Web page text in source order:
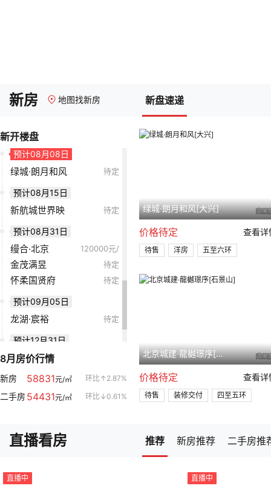
新房 地图找新房
新开楼盘
280万元/套
北京城建·和知
筑|铂瑞
懋源·騴橒臺
预计08月08日
待定
绿城·朗月和风
预计08月15日
待定
新航城世界映
预计08月31日
120000元/
㎡
缦合·北京
待定
金茂满昱
待定
怀柔国贤府
预计09月05日
待定
龙湖·宸裕
预计12月31日
国祥源境
38000元/
北京城建·和知筑
8月房价行情
新房 58831元/㎡ 环比↑2.87%
二手房 54431元/㎡ 环比↓0.61%
新盘速递
绿城·朗月和风[大兴]
价格待定 查看详
待售 洋房
五至六环
景观居所
北京城建·龍樾璟序[石景山]
价格待定 查看详
待售 装修交付 四至五环
直播看房 推荐 新房推荐 二手房推
直播中 直播中